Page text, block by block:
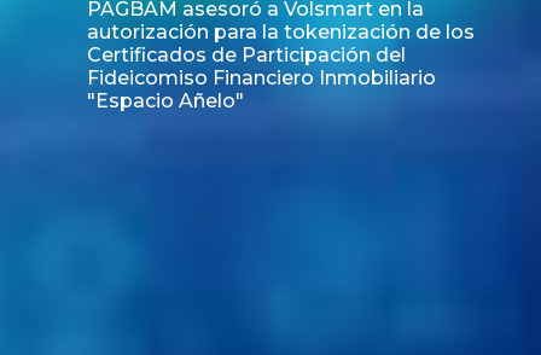
PAGBAM asesoró a Volsmart en la
autorización para la tokenización de los
Certificados de Participación del
Fideicomiso Financiero Inmobiliario
"Espacio Añelo"